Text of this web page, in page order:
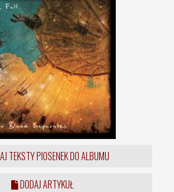
TEKSTY PIOSENEK DO ALBUMU
DODAJ ARTYKUŁ